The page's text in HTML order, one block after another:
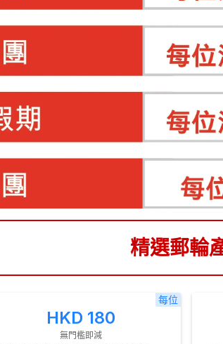
精選郵輪
HKD 180
無門檻即減
每位